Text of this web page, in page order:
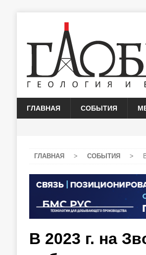
ГЛАВНАЯ СОБЫТИЯ
ГЛАВНАЯ > СОБЫТИЯ >
В 2023 г. на